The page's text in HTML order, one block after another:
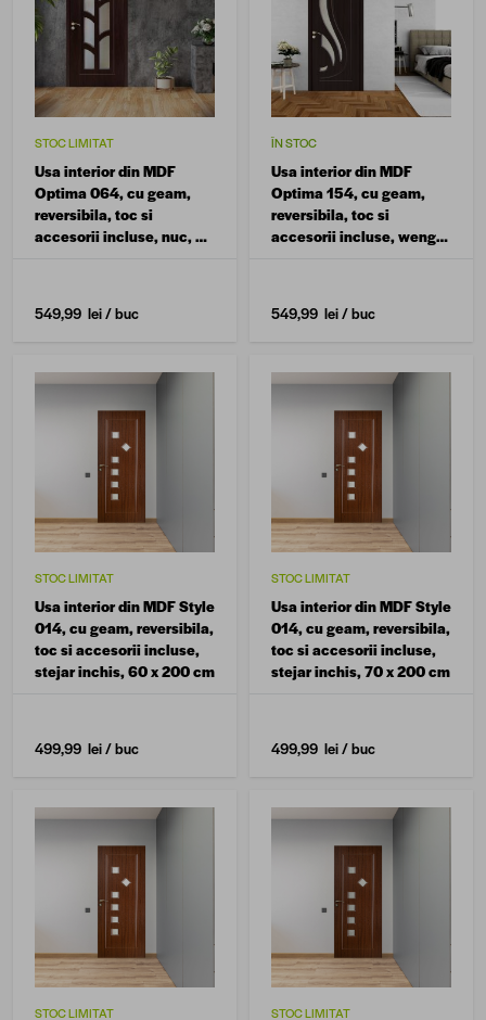
STOC LIMITAT
Usa interior din MDF
Optima 064, cu geam,
reversibila, toc si
accesorii incluse, nuc, 70
549,99 lei/ buc
ÎN STOC
Usa interior din MDF
Optima 154, cu geam,
reversibila, toc si
accesorii incluse, wenge,
549,99 lei/ buc
STOC LIMITAT
Usa interior din MDF Style
014, cu geam, reversibila,
toc si accesorii incluse,
stejar inchis, 60 x 200 cm
499,99 lei/ buc
STOC LIMITAT
Usa interior din MDF Style
014, cu geam, reversibila,
toc si accesorii incluse,
stejar inchis, 70 x 200 cm
499,99 lei/ buc
STOC LIMITAT STOC LIMITAT